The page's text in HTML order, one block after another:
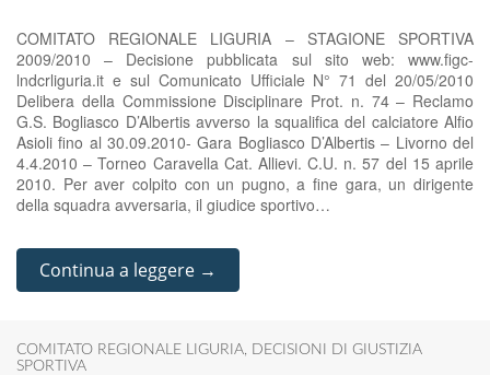
COMITATO REGIONALE LIGURIA – STAGIONE SPORTIVA
2009/2010 – Decisione pubblicata sul sito web: www.figc-
lndcrliguria.it e sul Comunicato Ufficiale N° 71 del 20/05/2010
Delibera della Commissione Disciplinare Prot. n. 74 – Reclamo
G.S. Bogliasco D’Albertis avverso la squalifica del calciatore Alfio
Asioli fino al 30.09.2010- Gara Bogliasco D’Albertis – Livorno del
4.4.2010 – Torneo Caravella Cat. Allievi. C.U. n. 57 del 15 aprile
2010. Per aver colpito con un pugno, a fine gara, un dirigente
della squadra avversaria, il giudice sportivo…
Continua a leggere →
COMITATO REGIONALE LIGURIA, DECISIONI DI GIUSTIZIA
SPORTIVA